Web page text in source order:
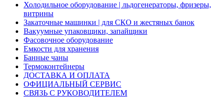
Холодильное оборудование | льдогенераторы, фризеры,
витрины
Закаточные машинки | для СКО и жестяных банок
Вакуумные упаковщики, запайщики
Фасовочное оборудование
Емкости для хранения
Банные чаны
Термоконтейнеры
ДОСТАВКА И ОПЛАТА
ОФИЦИАЛЬНЫЙ СЕРВИС
СВЯЗЬ С РУКОВОДИТЕЛЕМ